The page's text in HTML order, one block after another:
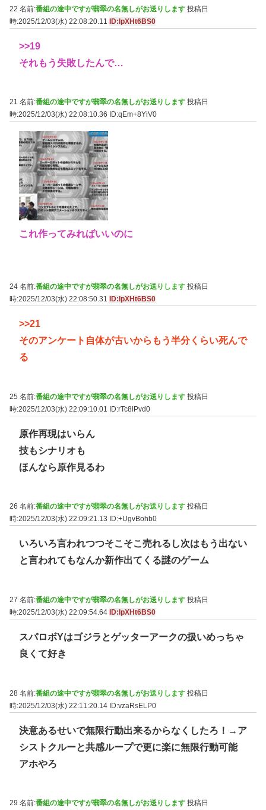
22 名前:番組の途中ですが翡翠の名無しがお送りします 投稿日
時:2025/12/03(水) 22:08:20.11 ID:lpXHt6BS0
>>19
それもう失敗したんで…
21 名前:番組の途中ですが翡翠の名無しがお送りします 投稿日
時:2025/12/03(水) 22:08:10.36
ID:qEm+8YiV0
これ作ってみればいいのに
24 名前:番組の途中ですが翡翠の名無しがお送りします 投稿日
時:2025/12/03(水) 22:08:50.31
ID:lpXHt6BS0
>>21
そのアンケート自体が古いからもう半分くらい死んで
る
25 名前:番組の途中ですが翡翠の名無しがお送りします 投稿日
時:2025/12/03(水) 22:09:10.01 ID:rTc8lPvd0
原作再現はいらん
技もシナリオも
ほんなら原作見るわ
26 名前:番組の途中ですが翡翠の名無しがお送りします 投稿日
時:2025/12/03(水) 22:09:21.13
ID:+UgvBohb0
いろいろ言われつつそこそこ売れるし次はもう出ない
と言われてもなんか新作出てくる謎のゲーム
27 名前:番組の途中ですが翡翠の名無しがお送りします 投稿日
時:2025/12/03(水) 22:09:54.64 ID:lpXHt6BS0
スパロボYはゴジラとゲッターアークの扱いめっちゃ
良くて好き
28 名前:番組の途中ですが翡翠の名無しがお送りします 投稿日
時:2025/12/03(水) 22:11:20.14 ID:vzaRsELP0
決意あるせいで無限行動出来るからなくしたろ！→ア
シストクルーと共感ループで更に楽に無限行動可能
アホやろ
29 名前:番組の途中ですが翡翠の名無しがお送りします 投稿日